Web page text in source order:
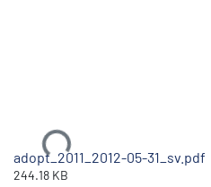
Ladataan...
adopt_2011_2012-05-31_sv.pdf
244.18 KB